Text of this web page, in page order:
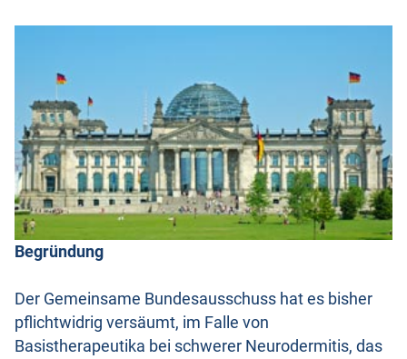
Begründung
Der Gemeinsame Bundesausschuss hat es bisher
pflichtwidrig versäumt, im Falle von
Basistherapeutika bei schwerer Neurodermitis, das